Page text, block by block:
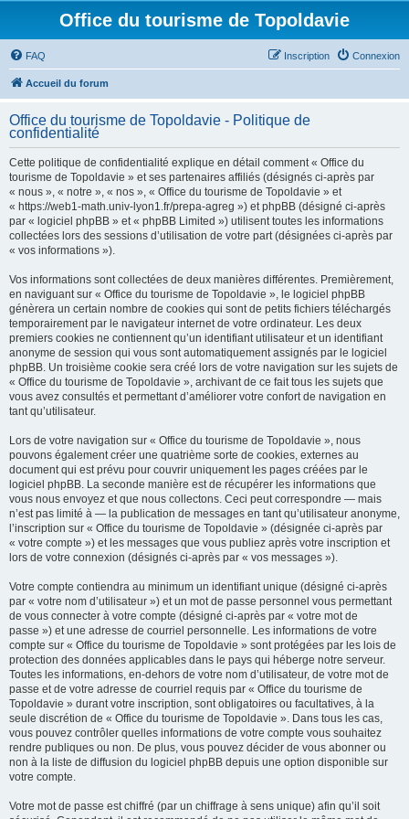
Office du tourisme de Topoldavie
FAQ Connexion
Inscription
Accueil du forum
Office du tourisme de Topoldavie - Politique de
confidentialité
Cette politique de confidentialité explique en détail comment « Office du
tourisme de Topoldavie » et ses partenaires affiliés (désignés ci-après par
« nous », « notre », « nos », « Office du tourisme de Topoldavie » et
« https://web1-math.univ-lyon1.fr/prepa-agreg ») et phpBB (désigné ci-après
par « logiciel phpBB » et « phpBB Limited ») utilisent toutes les informations
collectées lors des sessions d’utilisation de votre part (désignées ci-après par
« vos informations »).
Vos informations sont collectées de deux manières différentes. Premièrement,
en naviguant sur « Office du tourisme de Topoldavie », le logiciel phpBB
génèrera un certain nombre de cookies qui sont de petits fichiers téléchargés
temporairement par le navigateur internet de votre ordinateur. Les deux
premiers cookies ne contiennent qu’un identifiant utilisateur et un identifiant
anonyme de session qui vous sont automatiquement assignés par le logiciel
phpBB. Un troisième cookie sera créé lors de votre navigation sur les sujets de
« Office du tourisme de Topoldavie », archivant de ce fait tous les sujets que
vous avez consultés et permettant d’améliorer votre confort de navigation en
tant qu’utilisateur.
Lors de votre navigation sur « Office du tourisme de Topoldavie », nous
pouvons également créer une quatrième sorte de cookies, externes au
document qui est prévu pour couvrir uniquement les pages créées par le
logiciel phpBB. La seconde manière est de récupérer les informations que
vous nous envoyez et que nous collectons. Ceci peut correspondre — mais
n’est pas limité à — la publication de messages en tant qu’utilisateur anonyme,
l’inscription sur « Office du tourisme de Topoldavie » (désignée ci-après par
« votre compte ») et les messages que vous publiez après votre inscription et
lors de votre connexion (désignés ci-après par « vos messages »).
Votre compte contiendra au minimum un identifiant unique (désigné ci-après
par « votre nom d’utilisateur ») et un mot de passe personnel vous permettant
de vous connecter à votre compte (désigné ci-après par « votre mot de
passe ») et une adresse de courriel personnelle. Les informations de votre
compte sur « Office du tourisme de Topoldavie » sont protégées par les lois de
protection des données applicables dans le pays qui héberge notre serveur.
Toutes les informations, en-dehors de votre nom d’utilisateur, de votre mot de
passe et de votre adresse de courriel requis par « Office du tourisme de
Topoldavie » durant votre inscription, sont obligatoires ou facultatives, à la
seule discrétion de « Office du tourisme de Topoldavie ». Dans tous les cas,
vous pouvez contrôler quelles informations de votre compte vous souhaitez
rendre publiques ou non. De plus, vous pouvez décider de vous abonner ou
non à la liste de diffusion du logiciel phpBB depuis une option disponible sur
votre compte.
Votre mot de passe est chiffré (par un chiffrage à sens unique) afin qu’il soit